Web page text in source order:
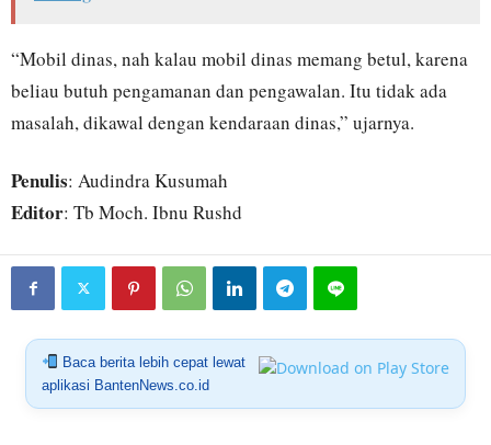
“Mobil dinas, nah kalau mobil dinas memang betul, karena
beliau butuh pengamanan dan pengawalan. Itu tidak ada
masalah, dikawal dengan kendaraan dinas,” ujarnya.
Penulis: Audindra Kusumah
Editor: Tb Moch. Ibnu Rushd
Baca berita lebih cepat lewat
aplikasi BantenNews.co.id